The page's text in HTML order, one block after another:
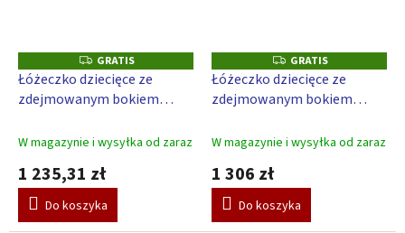
G
R
A
T
I
GRATIS
Łóżeczko dziecięce ze
zdejmowanym bokiem
naturalny 120 x 60 cm
W magazynie i wysyłka od zaraz
1 235,31 zł
Do koszyka
G
R
A
T
I
GRATIS
Łóżeczko dziecięce ze
zdejmowanym bokiem
120 x 60 cm
W magazynie i wysyłka od zaraz
1 306 zł
Do koszyka